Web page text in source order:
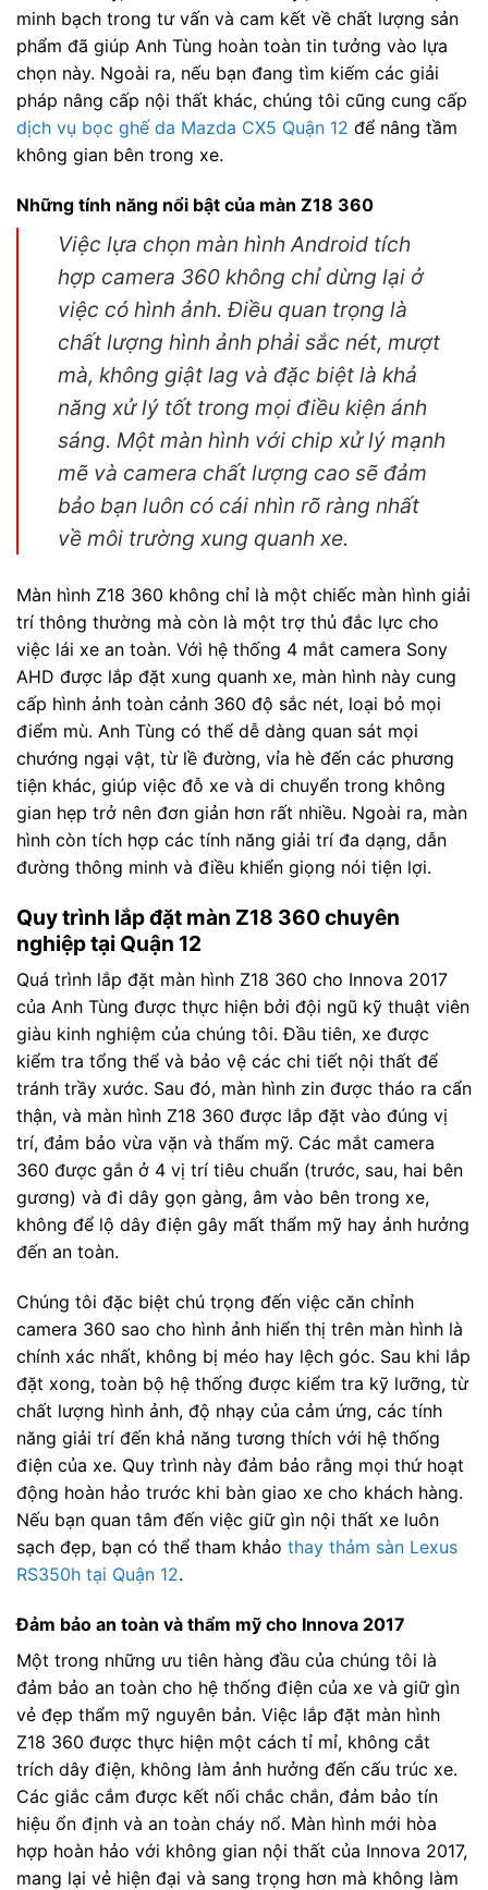
minh bạch trong tư vấn và cam kết về chất lượng sản
phẩm đã giúp Anh Tùng hoàn toàn tin tưởng vào lựa
chọn này. Ngoài ra, nếu bạn đang tìm kiếm các giải
pháp nâng cấp nội thất khác, chúng tôi cũng cung cấp
dịch vụ bọc ghế da Mazda CX5 Quận 12 để nâng tầm
không gian bên trong xe.
Những tính năng nổi bật của màn Z18 360
Việc lựa chọn màn hình Android tích
hợp camera 360 không chỉ dừng lại ở
việc có hình ảnh. Điều quan trọng là
chất lượng hình ảnh phải sắc nét, mượt
mà, không giật lag và đặc biệt là khả
năng xử lý tốt trong mọi điều kiện ánh
sáng. Một màn hình với chip xử lý mạnh
mẽ và camera chất lượng cao sẽ đảm
bảo bạn luôn có cái nhìn rõ ràng nhất
về môi trường xung quanh xe.
Màn hình Z18 360 không chỉ là một chiếc màn hình giải
trí thông thường mà còn là một trợ thủ đắc lực cho
việc lái xe an toàn. Với hệ thống 4 mắt camera Sony
AHD được lắp đặt xung quanh xe, màn hình này cung
cấp hình ảnh toàn cảnh 360 độ sắc nét, loại bỏ mọi
điểm mù. Anh Tùng có thể dễ dàng quan sát mọi
chướng ngại vật, từ lề đường, vỉa hè đến các phương
tiện khác, giúp việc đỗ xe và di chuyển trong không
gian hẹp trở nên đơn giản hơn rất nhiều. Ngoài ra, màn
hình còn tích hợp các tính năng giải trí đa dạng, dẫn
đường thông minh và điều khiển giọng nói tiện lợi.
Quy trình lắp đặt màn Z18 360 chuyên
nghiệp tại Quận 12
Quá trình lắp đặt màn hình Z18 360 cho Innova 2017
của Anh Tùng được thực hiện bởi đội ngũ kỹ thuật viên
giàu kinh nghiệm của chúng tôi. Đầu tiên, xe được
kiểm tra tổng thể và bảo vệ các chi tiết nội thất để
tránh trầy xước. Sau đó, màn hình zin được tháo ra cẩn
thận, và màn hình Z18 360 được lắp đặt vào đúng vị
trí, đảm bảo vừa vặn và thẩm mỹ. Các mắt camera
360 được gắn ở 4 vị trí tiêu chuẩn (trước, sau, hai bên
gương) và đi dây gọn gàng, âm vào bên trong xe,
không để lộ dây điện gây mất thẩm mỹ hay ảnh hưởng
đến an toàn.
Chúng tôi đặc biệt chú trọng đến việc căn chỉnh
camera 360 sao cho hình ảnh hiển thị trên màn hình là
chính xác nhất, không bị méo hay lệch góc. Sau khi lắp
đặt xong, toàn bộ hệ thống được kiểm tra kỹ lưỡng, từ
chất lượng hình ảnh, độ nhạy của cảm ứng, các tính
năng giải trí đến khả năng tương thích với hệ thống
điện của xe. Quy trình này đảm bảo rằng mọi thứ hoạt
động hoàn hảo trước khi bàn giao xe cho khách hàng.
Nếu bạn quan tâm đến việc giữ gìn nội thất xe luôn
sạch đẹp, bạn có thể tham khảo thay thảm sàn Lexus
RS350h tại Quận 12.
Đảm bảo an toàn và thẩm mỹ cho Innova 2017
Một trong những ưu tiên hàng đầu của chúng tôi là
đảm bảo an toàn cho hệ thống điện của xe và giữ gìn
vẻ đẹp thẩm mỹ nguyên bản. Việc lắp đặt màn hình
Z18 360 được thực hiện một cách tỉ mỉ, không cắt
trích dây điện, không làm ảnh hưởng đến cấu trúc xe.
Các giắc cắm được kết nối chắc chắn, đảm bảo tín
hiệu ổn định và an toàn cháy nổ. Màn hình mới hòa
hợp hoàn hảo với không gian nội thất của Innova 2017,
mang lại vẻ hiện đại và sang trọng hơn mà không làm